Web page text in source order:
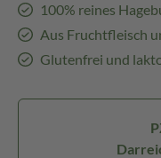
100% reines
Aus Fruchtfleisch
Glutenfrei und